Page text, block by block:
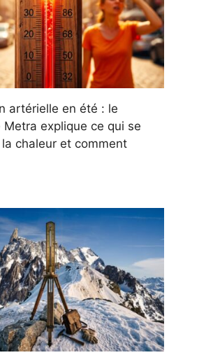
artérielle en été : le
Metra explique ce qui se
chaleur et comment